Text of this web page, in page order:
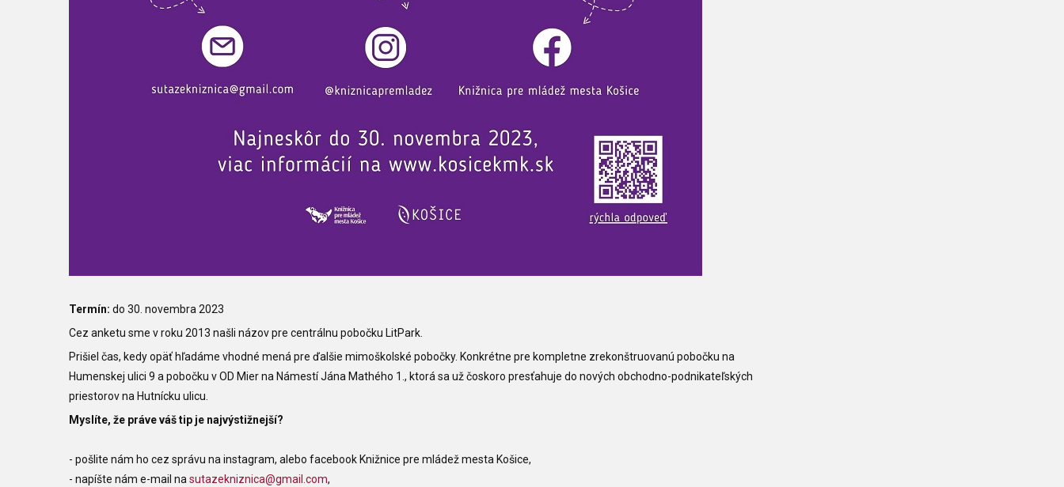
Termín: do 30. novembra 2023
Cez anketu sme v roku 2013 našli názov pre centrálnu pobočku LitPark.
Prišiel čas, kedy opäť hľadáme vhodné mená pre ďalšie mimoškolské pobočky. Konkrétne pre kompletne zrekonštruovanú pobočku na
Humenskej ulici 9 a pobočku v OD Mier na Námestí Jána Mathého 1., ktorá sa už čoskoro presťahuje do nových obchodno-podnikateľských
priestorov na Hutnícku ulicu.
Myslíte, že práve váš tip je najvýstižnejší?
- pošlite nám ho cez správu na instagram, alebo facebook Knižnice pre mládež mesta Košice,
- napíšte nám e-mail na sutazekniznica@gmail.com,